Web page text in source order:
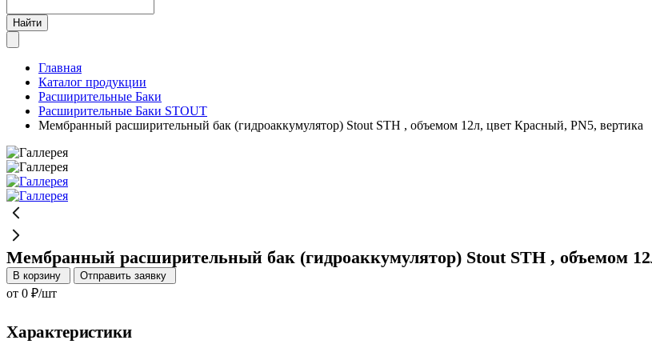
Найти
Главная
Каталог продукции
Расширительные Баки
Расширительные Баки STOUT
Мембранный расширительный бак (гидроаккумулятор) Stout STH , объемом 12л, цвет Красный, PN5, вертика
Мембранный расширительный бак (гидроаккумулятор) Stout STH , объемом
В корзину Отправить заявку
от 0 ₽/шт
Характеристики